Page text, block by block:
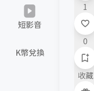
短影音
K幣兌換
1
0
收藏